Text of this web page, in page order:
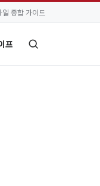
일 종합 가이드
프